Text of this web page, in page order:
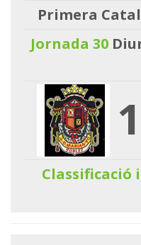
Primera
Jornada 30
1
Classificació